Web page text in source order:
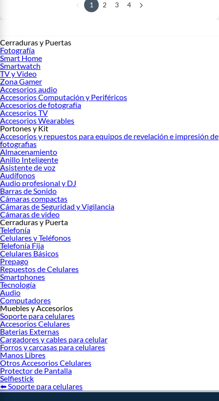
1 2 3 4
Cerraduras y Puertas
Fotografía
Smart Home
Smartwatch
TV y Video
Zona Gamer
Accesorios audio
Accesorios Computación y Periféricos
Accesorios de fotografía
Accesorios TV
Accesorios Wearables
Portones y Kit
Accesorios y repuestos para equipos de revelación e impresión de
fotografias
Almacenamiento
Anillo Inteligente
Asistente de voz
Audífonos
Audio profesional y DJ
Barras de Sonido
Cámaras compactas
Cámaras de Seguridad y Vigilancia
Cámaras de video
Cerraduras y Puerta
Telefonía
Celulares y Teléfonos
Telefonía Fija
Celulares Básicos
Prepago
Repuestos de Celulares
Smartphones
Tecnología
Audio
Computadores
Muebles y Accesorios
Soporte para celulares
Accesorios Celulares
Baterias Externas
Cargadores y cables para celular
Forros y carcasas para celulares
Manos Libres
Otros Accesorios Celulares
Protector de Pantalla
Selfiestick
⬅️ Soporte para celulares